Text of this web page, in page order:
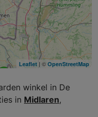
Leaflet | © OpenStreetMap
winkel in De
in Midlaren,